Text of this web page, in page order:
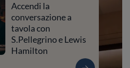
Accendi la
conversazione a
tavola con
S.Pellegrino e Lewis
Hamilton